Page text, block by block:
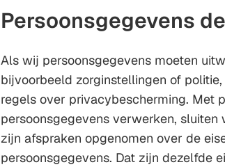
Persoonsgegevens
Als wij persoonsgegevens moeten
bijvoorbeeld zorginstellingen of
regels over privacybescherming. Met
persoonsgegevens verwerken,
zijn afspraken opgenomen over de
persoonsgegevens. Dat zijn dezelfde